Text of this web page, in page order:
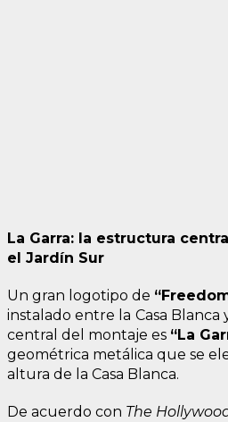
La Garra: la estructura
el Jardín Sur
Un gran logotipo de
instalado entre la Casa Blanca
central del montaje es “La
geométrica metálica que se
altura de la Casa Blanca.
De acuerdo con The